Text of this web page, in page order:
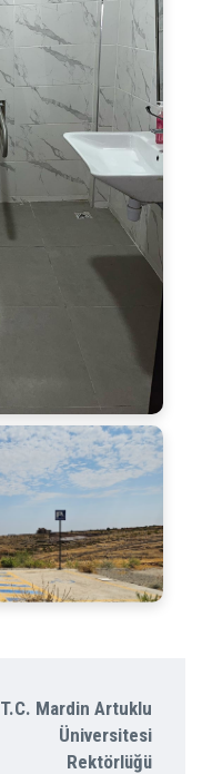
T.C. Mardin Artuklu
Üniversitesi
Rektörlüğü